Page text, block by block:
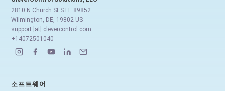
2810 N Church St STE 89852
Wilmington, DE, 19802 US
support [at] clevercontrol.com
+14072501040
소프트웨어